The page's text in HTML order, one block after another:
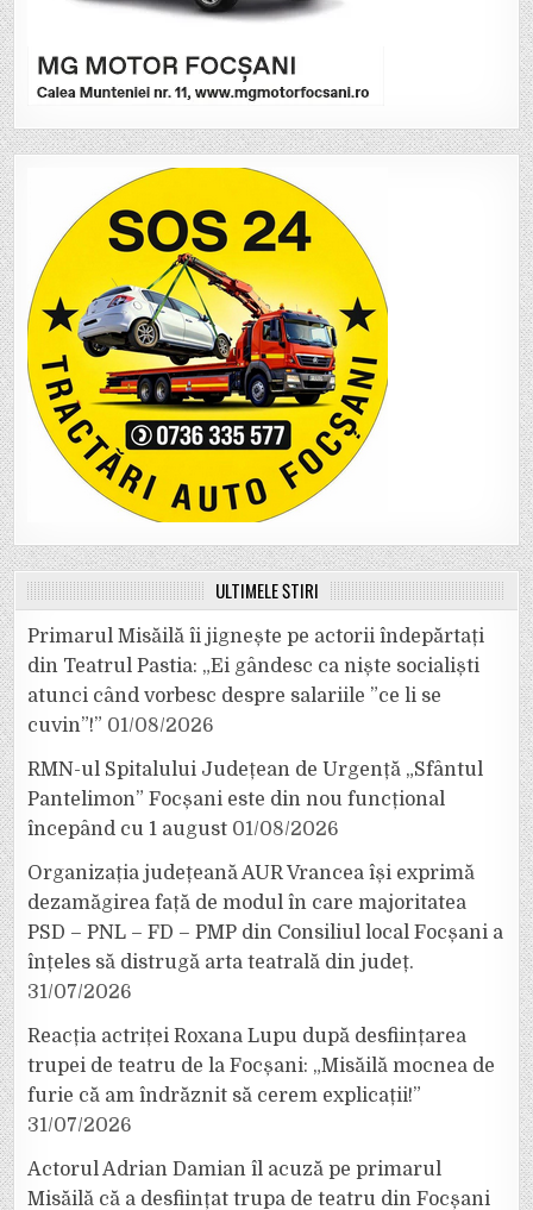
ULTIMELE ȘTIRI
Primarul Misăilă îi jignește pe actorii îndepărtați
din Teatrul Pastia: „Ei gândesc ca niște socialiști
atunci când vorbesc despre salariile ”ce li se
cuvin”!” 01/08/2026
RMN-ul Spitalului Județean de Urgență „Sfântul
Pantelimon” Focșani este din nou funcțional
începând cu 1 august 01/08/2026
Organizația județeană AUR Vrancea își exprimă
dezamăgirea față de modul în care majoritatea
PSD – PNL – FD – PMP din Consiliul local Focșani a
înțeles să distrugă arta teatrală din județ.
31/07/2026
Reacția actriței Roxana Lupu după desființarea
trupei de teatru de la Focșani: „Misăilă mocnea de
furie că am îndrăznit să cerem explicații!”
31/07/2026
Actorul Adrian Damian îl acuză pe primarul
Misăilă că a desființat trupa de teatru din Focșani